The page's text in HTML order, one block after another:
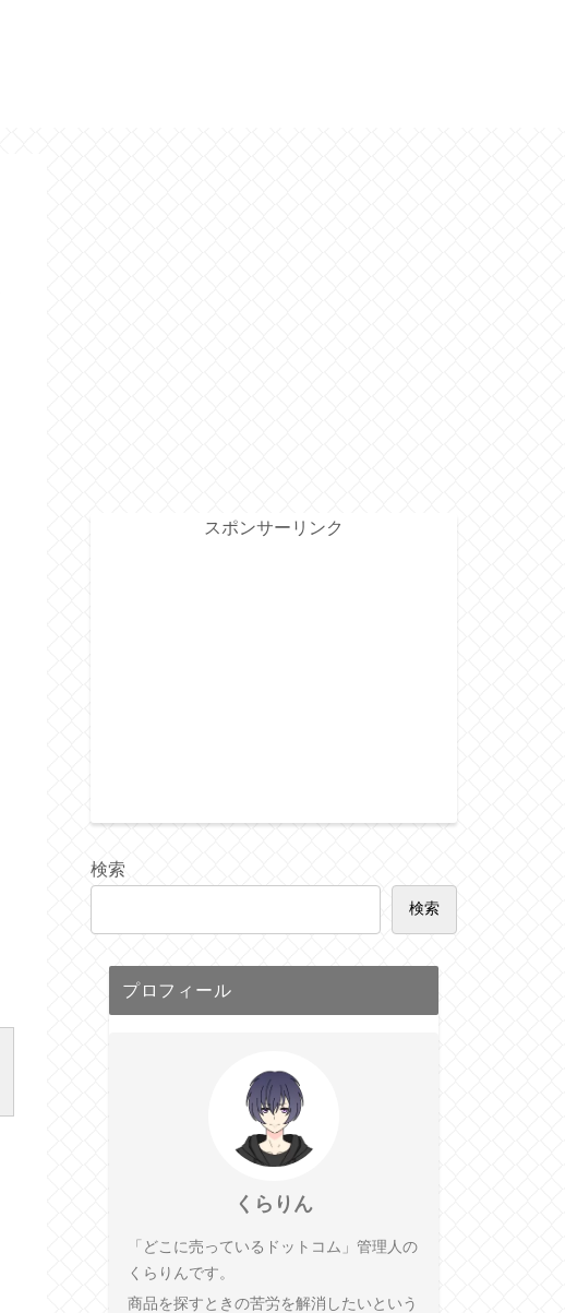
スポンサーリンク
検索
検索
プロフィール
くらりん
「どこに売っているドットコム」管理人の
くらりんです。
商品を探すときの苦労を解消したいという